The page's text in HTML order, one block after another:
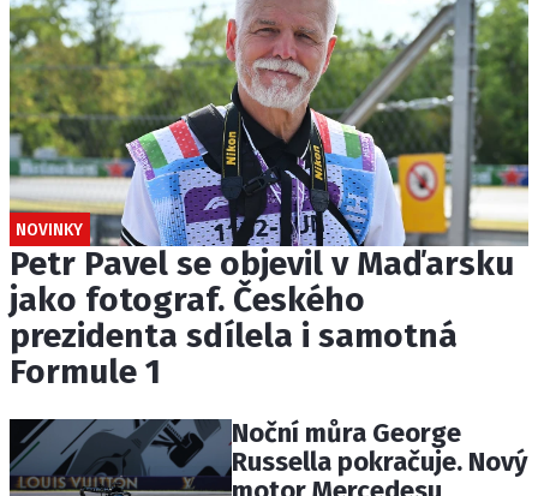
NOVINKY
Petr Pavel se objevil v Maďarsku
jako fotograf. Českého
prezidenta sdílela i samotná
Formule 1
Noční můra George
Russella pokračuje. Nový